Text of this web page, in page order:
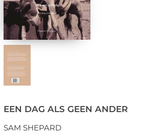
EEN DAG ALS GEEN ANDER
SAM SHEPARD